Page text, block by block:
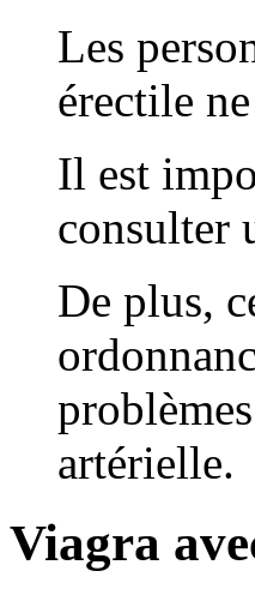
Les
érectile
Il est
consulter
De plus,
artérielle.
Viagra